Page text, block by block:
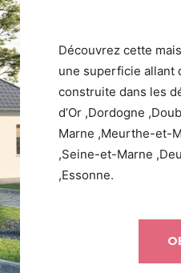
Découvrez cette
une superficie allant
construite dans les
d’Or ,Dordogne
Marne ,Meurthe-et-
,Seine-et-Marne
,Essonne.